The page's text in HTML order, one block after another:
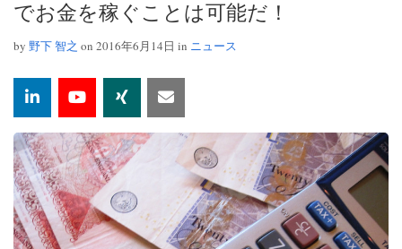
でお金を稼ぐことは可能だ！
by 野下 智之 on 2016年6月14日 in ニュース